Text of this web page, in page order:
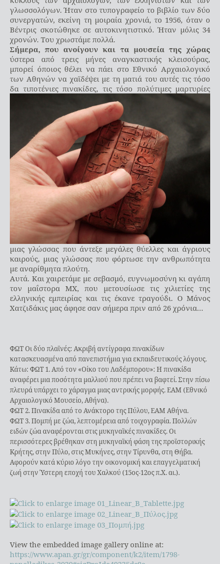
γλωσσολόγων. Ήταν στο τυπογραφείο το βιβλίο των δύο
συνεργατών, εκείνη τη μοιραία χρονιά, το 1956, όταν ο
Βέντρις σκοτώθηκε σε αυτοκινητιστικό. Ήταν μόλις 34
χρονών. Του χρωστάμε πολλά.
Σήμερα, που ανοίγουν και τα μουσεία της χώρας
ύστερα από τρεις μήνες αναγκαστικής κλεισούρας,
μπορεί όποιος θέλει να πάει στο Εθνικό Αρχαιολογικό
των Αθηνών να χαϊδέψει με τη ματιά του αυτές τις τόσο
δα τιποτένιες πινακίδες, τις τόσο πολύτιμες μαρτυρίες
μιας γλώσσας που άντεξε μεγάλες θύελλες και άγριους
καιρούς, μιας γλώσσας που φόρτωσε την ανθρωπότητα
με αναρίθμητα πλούτη.
Αυτά. Και χαιρετάμε με σεβασμό, ευγνωμοσύνη κι αγάπη
τον μαΐστορα ΜΧ, που μετουσίωσε τις χιλιετίες της
ελληνικής εμπειρίας και τις έκανε τραγούδι. Ο Μάνος
Χατζιδάκις μας άφησε σαν σήμερα πριν από 26 χρόνια…
ΦΩΤ Οι δύο πλαϊνές: Ακριβή αντίγραφα πινακίδων
κατασκευασμένα από πανεπιστήμια για εκπαιδευτικούς λόγους.
Κάτω: ΦΩΤ 1. Από τον «Οίκο του Λαδέμπορου»: Η πινακίδα
αναφέρει μια ποσότητα μαλλιού που πρέπει να βαφτεί. Στην πίσω
πλευρά υπάρχει το χάραγμα μιας αντρικής μορφής. ΕΑΜ (Εθνικό
Αρχαιολογικό Μουσείο, Αθήνα).
ΦΩΤ 2. Πινακίδα από το Ανάκτορο της Πύλου, ΕΑΜ Αθήνα.
ΦΩΤ 3. Πομπή με ζώα, λεπτομέρεια από τοιχογραφία. Πολλών
ειδών ζώα αναφέρονται στις μυκηναϊκές πινακίδες. Οι
περισσότερες βρέθηκαν στη μυκηναϊκή φάση της προϊστορικής
Κρήτης, στην Πύλο, στις Μυκήνες, στην Τίρυνθα, στη Θήβα.
Αφορούν κατά κύριο λόγο την οικονομική και επαγγελματική
ζωή στην Ύστερη εποχή του Χαλκού (15ος-12ος π.Χ. αι.).
View the embedded image gallery online at:
https://www.apan.gr/gr/component/k2/item/1798-